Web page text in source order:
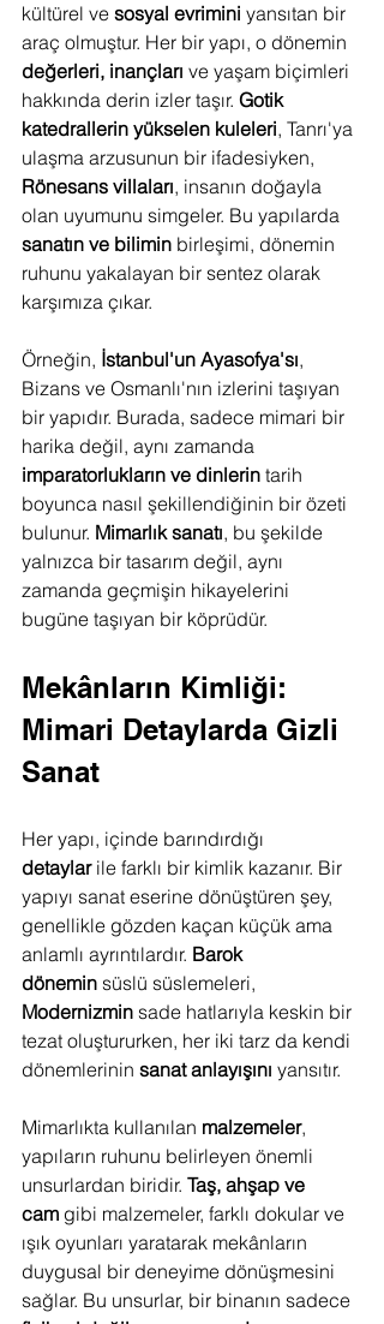
kültürel ve sosyal evrimini yansıtan bir
araç olmuştur. Her bir yapı, o dönemin
değerleri, inançları ve yaşam biçimleri
hakkında derin izler taşır. Gotik
katedrallerin yükselen kuleleri, Tanrı'ya
ulaşma arzusunun bir ifadesiyken,
Rönesans villaları, insanın doğayla
olan uyumunu simgeler. Bu yapılarda
sanatın ve bilimin birleşimi, dönemin
ruhunu yakalayan bir sentez olarak
karşımıza çıkar.
Örneğin, İstanbul'un Ayasofya'sı,
Bizans ve Osmanlı'nın izlerini taşıyan
bir yapıdır. Burada, sadece mimari bir
harika değil, aynı zamanda
imparatorlukların ve dinlerin tarih
boyunca nasıl şekillendiğinin bir özeti
bulunur. Mimarlık sanatı, bu şekilde
yalnızca bir tasarım değil, aynı
zamanda geçmişin hikayelerini
bugüne taşıyan bir köprüdür.
Mekânların Kimliği:
Mimari Detaylarda Gizli
Sanat
Her yapı, içinde barındırdığı
detaylar ile farklı bir kimlik kazanır. Bir
yapıyı sanat eserine dönüştüren şey,
genellikle gözden kaçan küçük ama
anlamlı ayrıntılardır. Barok
dönemin süslü süslemeleri,
Modernizmin sade hatlarıyla keskin bir
tezat oluştururken, her iki tarz da kendi
dönemlerinin sanat anlayışını yansıtır.
Mimarlıkta kullanılan malzemeler,
yapıların ruhunu belirleyen önemli
unsurlardan biridir. Taş, ahşap ve
cam gibi malzemeler, farklı dokular ve
ışık oyunları yaratarak mekânların
duygusal bir deneyime dönüşmesini
sağlar. Bu unsurlar, bir binanın sadece